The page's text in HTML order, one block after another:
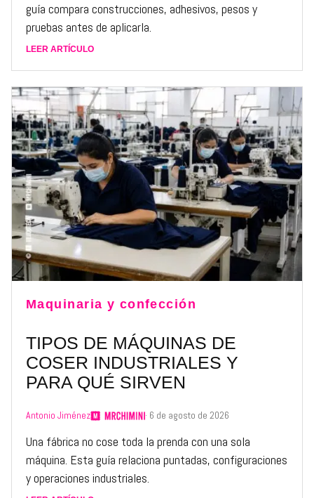
guía compara construcciones, adhesivos, pesos y
pruebas antes de aplicarla.
LEER ARTÍCULO
Maquinaria y confección
TIPOS DE MÁQUINAS DE
COSER INDUSTRIALES Y
PARA QUÉ SIRVEN
Antonio Jiménez · 6 de agosto de 2026
Una fábrica no cose toda la prenda con una sola
máquina. Esta guía relaciona puntadas, configuraciones
y operaciones industriales.